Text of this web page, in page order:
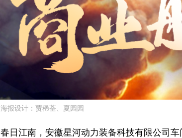
海报设计：贾稀荃、夏园园
春日江南，安徽星河动力装备科技有限公司